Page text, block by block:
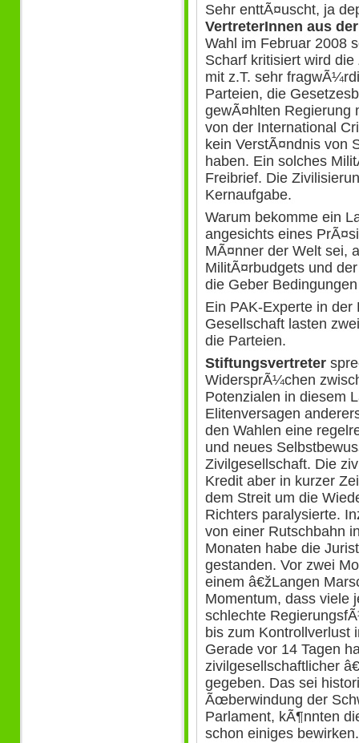
Sehr enttÃ¤uscht, ja
VertreterInnen aus
Wahl im Februar 2008
Scharf kritisiert wird
mit z.T. sehr
Parteien, die
gewÃ¤hlten Regierung
von der International
kein VerstÃ¤ndnis von
haben. Ein solches
Freibrief. Die
Kernaufgabe.
Warum bekomme ein
angesichts eines
MÃ¤nner der Welt sei,
MilitÃ¤rbudgets und
die Geber
Ein PAK-Experte in der
Gesellschaft lasten
die Parteien.
Stiftungsvertreter
WidersprÃ¼chen
Potenzialen in diesem
Elitenversagen
den Wahlen eine
und neues
Zivilgesellschaft. Die
Kredit aber in kurzer
dem Streit um die
Richters paralysierte.
von einer Rutschbahn
Monaten habe die
gestanden. Vor zwei
einem â€žLangen
Momentum, dass viele
schlechte
bis zum Kontrollverlust
Gerade vor 14 Tagen
zivilgesellschaftlicher
gegeben. Das sei
Ãœberwindung der
Parlament, kÃ¶nnten
schon einiges bewirken.